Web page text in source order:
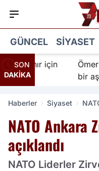
GÜNCEL SIYASET
SON
DAKİKA
İnanır için
Ömer
bir
Haberler Siyaset
NATO Ankara
açıklandı
NATO Liderler